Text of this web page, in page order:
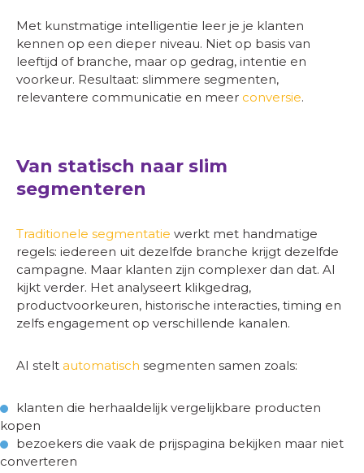
Met kunstmatige intelligentie leer je je klanten
kennen op een dieper niveau. Niet op basis van
leeftijd of branche, maar op gedrag, intentie en
voorkeur. Resultaat: slimmere segmenten,
relevantere communicatie en meer conversie.
Van statisch naar slim
segmenteren
Traditionele segmentatie werkt met handmatige
regels: iedereen uit dezelfde branche krijgt dezelfde
campagne. Maar klanten zijn complexer dan dat. AI
kijkt verder. Het analyseert klikgedrag,
productvoorkeuren, historische interacties, timing en
zelfs engagement op verschillende kanalen.
AI stelt automatisch segmenten samen zoals:
klanten die herhaaldelijk vergelijkbare producten
kopen
bezoekers die vaak de prijspagina bekijken maar niet
converteren